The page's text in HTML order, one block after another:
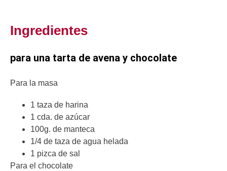
Ingredientes
para una tarta de avena y chocolate
Para la masa
1 taza de harina
1 cda. de azúcar
100g. de manteca
1/4 de taza de agua helada
1 pizca de sal
Para el chocolate